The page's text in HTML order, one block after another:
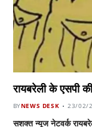
रायबरेली के एसपी की
BYNEWS DESK 23/02/
सशक्त न्यूज नेटवर्क